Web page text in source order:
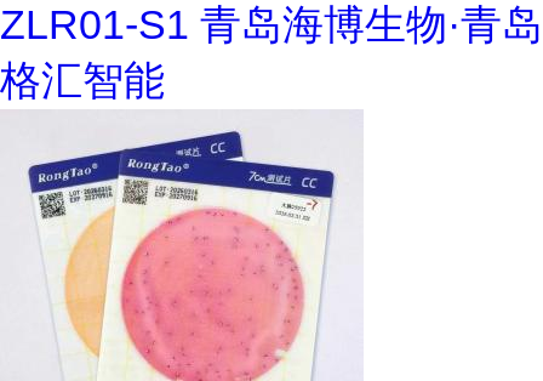
ZLR01-S1 青岛海博生物·青岛
格汇智能